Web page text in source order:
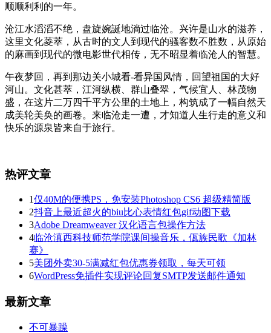
顺顺利利的一年。
沧江水滔滔不绝，盘旋婉誕地淌过临沧。兴许是山水的滋养，
这里文化菱萃，从古时的文人到现代的骚客数不胜数，从原始
的麻画到现代的微电影世代相传，无不昭显着临沧人的智慧。
午夜梦回，再到那边关小城看-看异国风情，回望祖国的大好
河山。文化甚萃，江河纵横、群山叠翠，气候宜人、林茂物
盛，在这片二万四千平方公里的土地上，构筑成了一幅自然天
成美轮美奂的画卷。来临沧走一遭，才知道人生行走的意义和
快乐的源泉皆来自于旅行。
热评文章
1仅40M的便携PS，免安装Photoshop CS6 超级精简版
2抖音上最近超火的biu比心表情红包gif动图下载
3Adobe Dreamweaver 汉化语言包操作方法
4临沧滇西科技师范学院课间操音乐，佤族民歌《加林
赛》
5美团外卖30-5满减红包优惠券领取，每天可领
6WordPress免插件实现评论回复SMTP发送邮件通知
最新文章
不可暴躁